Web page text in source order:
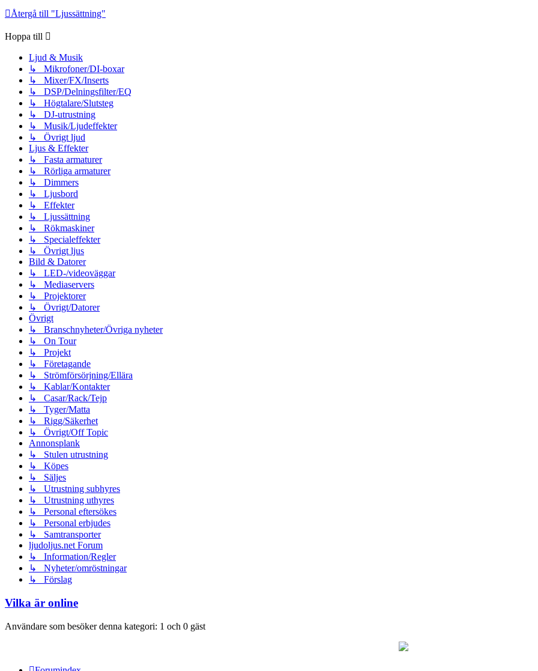
Återgå till "Ljussättning"
Hoppa till
Ljud & Musik
↳ Mikrofoner/DI-boxar
↳ Mixer/FX/Inserts
↳ DSP/Delningsfilter/EQ
↳ Högtalare/Slutsteg
↳ DJ-utrustning
↳ Musik/Ljudeffekter
↳ Övrigt ljud
Ljus & Effekter
↳ Fasta armaturer
↳ Rörliga armaturer
↳ Dimmers
↳ Ljusbord
↳ Effekter
↳ Ljussättning
↳ Rökmaskiner
↳ Specialeffekter
↳ Övrigt ljus
Bild & Datorer
↳ LED-/videoväggar
↳ Mediaservers
↳ Projektorer
↳ Övrigt/Datorer
Övrigt
↳ Branschnyheter/Övriga nyheter
↳ On Tour
↳ Projekt
↳ Företagande
↳ Strömförsörjning/Ellära
↳ Kablar/Kontakter
↳ Casar/Rack/Tejp
↳ Tyger/Matta
↳ Rigg/Säkerhet
↳ Övrigt/Off Topic
Annonsplank
↳ Stulen utrustning
↳ Köpes
↳ Säljes
↳ Utrustning subhyres
↳ Utrustning uthyres
↳ Personal eftersökes
↳ Personal erbjudes
↳ Samtransporter
ljudoljus.net Forum
↳ Information/Regler
↳ Nyheter/omröstningar
↳ Förslag
Vilka är online
Användare som besöker denna kategori: 1 och 0 gäst